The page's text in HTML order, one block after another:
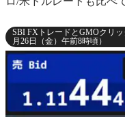
SBI FXトレードとGMOクリ
月26日（金）午前8時頃）